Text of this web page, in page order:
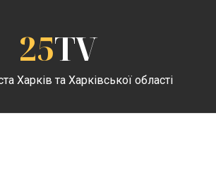
25TV
Харків та Харківської області